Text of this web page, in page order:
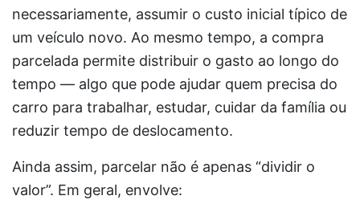
necessariamente, assumir o custo inicial típico de
um veículo novo. Ao mesmo tempo, a compra
parcelada permite distribuir o gasto ao longo do
tempo — algo que pode ajudar quem precisa do
carro para trabalhar, estudar, cuidar da família ou
reduzir tempo de deslocamento.
Ainda assim, parcelar não é apenas “dividir o
valor”. Em geral, envolve: